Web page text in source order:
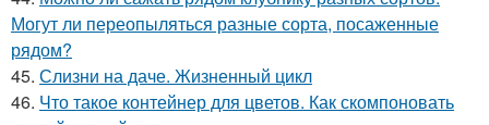
Могут ли переопыляться разные сорта, посаженные
рядом?
45. Слизни на даче. Жизненный цикл
46. Что такое контейнер для цветов. Как скомпоновать